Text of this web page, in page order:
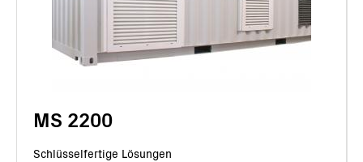
MS 2200
Schlüsselfertige Lösungen